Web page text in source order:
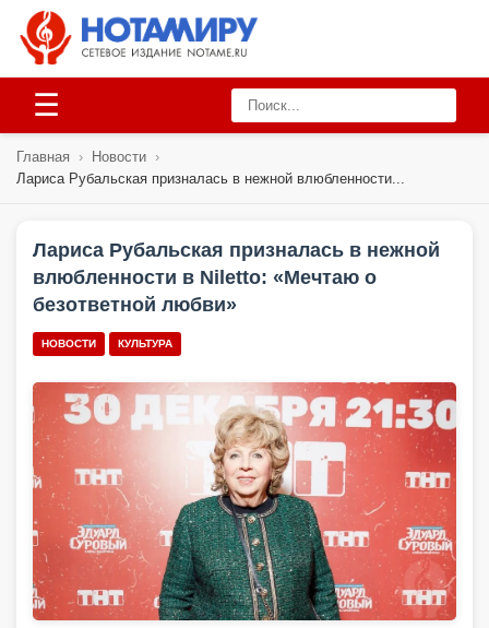
☰
Главная › Новости ›
Лариса Рубальская призналась в нежной влюбленности...
Лариса Рубальская призналась в нежной
влюбленности в Niletto: «Мечтаю о
безответной любви»
НОВОСТИ КУЛЬТУРА